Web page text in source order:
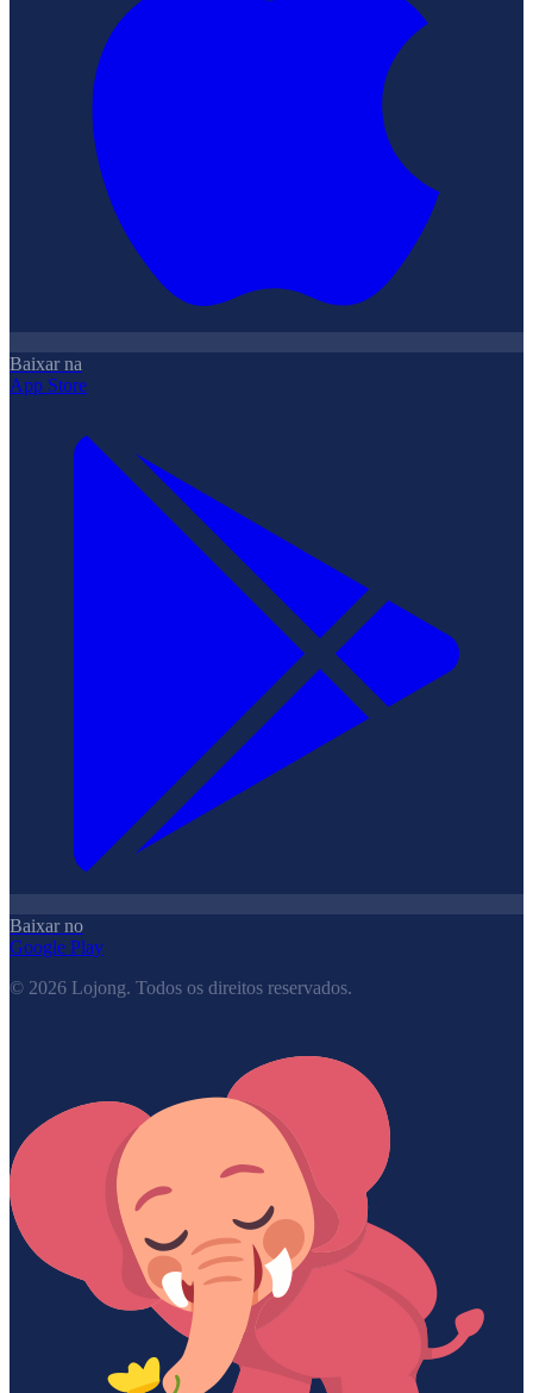
Baixar na
App Store
Baixar no
Google Play
© 2026 Lojong. Todos os direitos reservados.